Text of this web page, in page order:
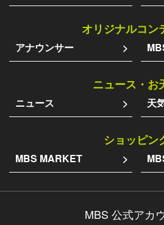
オリジナルコン
アナウンサー
ニュース・お
ニュース 天
ショッピン
MBS MARKET
MBS 公式アカ